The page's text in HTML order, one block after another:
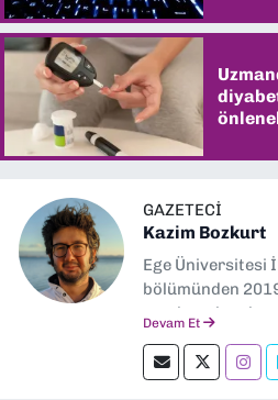
GAZETECI
Kazim Bozkurt
Ege Üniversitesi
bölümünden
yerel ve ulusal
okumayı severim.
Devam Et